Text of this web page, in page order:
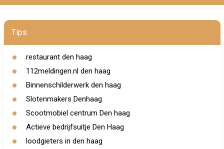
Tips
restaurant den haag
112meldingen.nl den haag
Binnenschilderwerk den haag
Slotenmakers Denhaag
Scootmobiel centrum Den haag
Actieve bedrijfsuitje Den Haag
loodgieters in den haag